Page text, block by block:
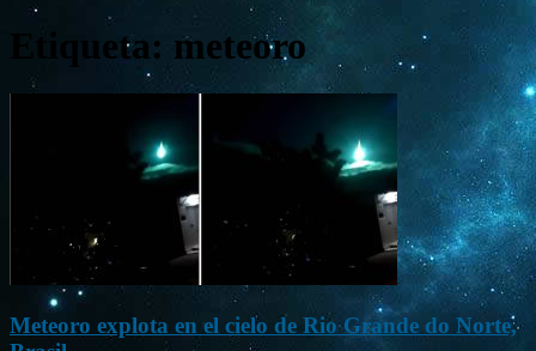
Etiqueta: meteoro
Meteoro explota en el cielo de Rio Grande do Norte,